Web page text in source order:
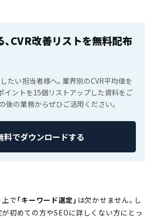
CVR改善リストを無料配布
たい担当者様へ。業界別のCVR平均値を
イントを15個リストアップした資料をご
後の業務からぜひご活用ください。
料でダウンロードする
で「キーワード選定」 は欠かせません。し
初めての方やSEOに詳しくない方にとっ